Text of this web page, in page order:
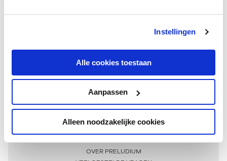
Instellingen
Alle cookies toestaan
Aanpassen
Alleen noodzakelijke cookies
Meer informatie
OVER PRELUDIUM